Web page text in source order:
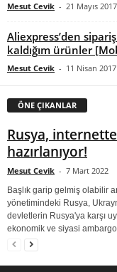
Mesut Cevik - 21 Mayıs 2017
Aliexpress’den
kaldığım ürünler
Mesut Cevik - 11 Nisan 2017
ÖNE ÇIKANLAR
Rusya,
hazırlanıyor!
Mesut Cevik - 7 Mart 2022
Başlık garip gelmiş olabilir
yönetimindeki Rusya,
devletlerin Rusya'ya karşı
ekonomik ve siyasi